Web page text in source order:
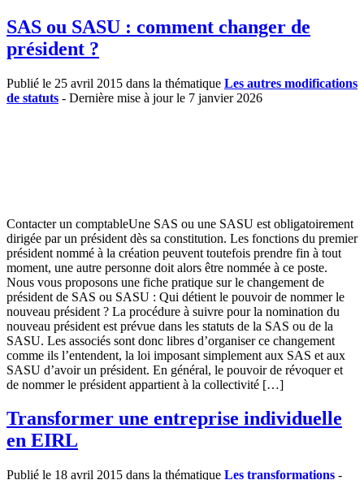
SAS ou SASU : comment changer de
président ?
Publié le 25 avril 2015 dans la thématique Les autres modifications
de statuts - Dernière mise à jour le 7 janvier 2026
Contacter un comptableUne SAS ou une SASU est obligatoirement
dirigée par un président dès sa constitution. Les fonctions du premier
président nommé à la création peuvent toutefois prendre fin à tout
moment, une autre personne doit alors être nommée à ce poste.
Nous vous proposons une fiche pratique sur le changement de
président de SAS ou SASU : Qui détient le pouvoir de nommer le
nouveau président ? La procédure à suivre pour la nomination du
nouveau président est prévue dans les statuts de la SAS ou de la
SASU. Les associés sont donc libres d’organiser ce changement
comme ils l’entendent, la loi imposant simplement aux SAS et aux
SASU d’avoir un président. En général, le pouvoir de révoquer et
de nommer le président appartient à la collectivité […]
Transformer une entreprise individuelle
en EIRL
Publié le 18 avril 2015 dans la thématique Les transformations -